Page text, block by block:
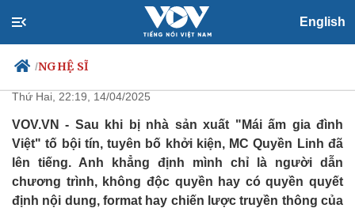
English
/NGHỆ SĨ
Chính trị
Đảng
Tổ chức nhân sự
Quốc hội
Xã hội
Tin 24h
Dự báo thời tiết
Giáo dục
MC Quyền Linh lên tiếng khi bị
tố bội tín
Thứ Hai, 22:19, 14/04/2025
VOV.VN - Sau khi bị nhà sản xuất "Mái ấm gia đình
Việt" tố bội tín, tuyên bố khởi kiện, MC Quyền Linh đã
lên tiếng. Anh khẳng định mình chỉ là người dẫn
chương trình, không độc quyền hay có quyền quyết
định nội dung, format hay chiến lược truyền thông của